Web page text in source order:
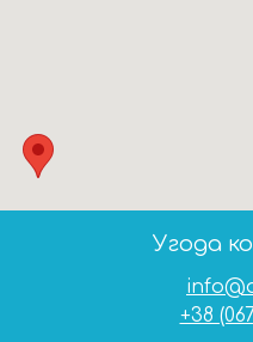
Угода
+38